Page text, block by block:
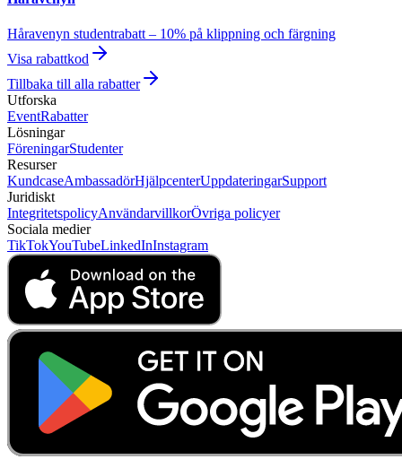
Håravenyn studentrabatt – 10% på klippning och färgning
Visa rabattkod
Tillbaka till alla rabatter
Utforska
EventRabatter
Lösningar
FöreningarStudenter
Resurser
KundcaseAmbassadörHjälpcenterUppdateringarSupport
Juridiskt
IntegritetspolicyAnvändarvillkorÖvriga policyer
Sociala medier
TikTokYouTubeLinkedInInstagram